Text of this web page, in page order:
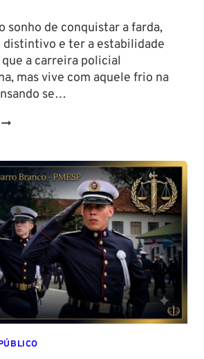
sonho de conquistar a farda,
distintivo e ter a estabilidade
a carreira policial
mas vive com aquele frio na
se…
TENHO
POLICIAL?
DESCUBRA